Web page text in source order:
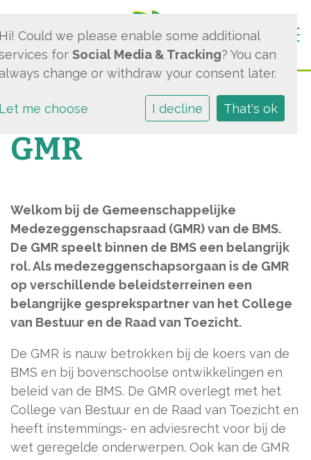
GMR
Welkom bij de Gemeenschappelijke
Medezeggenschapsraad (GMR) van de BMS.
De GMR speelt binnen de BMS een belangrijk
rol. Als medezeggenschapsorgaan is de GMR
op verschillende beleidsterreinen een
belangrijke gesprekspartner van het College
van Bestuur en de Raad van Toezicht.
De GMR is nauw betrokken bij de koers van de
BMS en bij bovenschoolse ontwikkelingen en
beleid van de BMS. De GMR overlegt met het
College van Bestuur en de Raad van Toezicht en
heeft instemmings- en adviesrecht voor bij de
wet geregelde onderwerpen. Ook kan de GMR
Could we please enable some additional
for Social Media & Tracking? You can
change or withdraw your consent later.
me choose I decline That's ok